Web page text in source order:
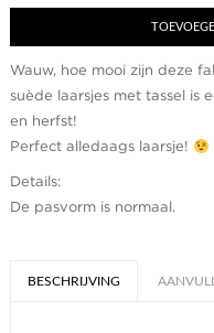
green
Wauw, hoe mooi zijn deze
suède laarsjes met tassel is
en herfst!
Perfect alledaags laarsje!
Details:
De pasvorm is normaal.
BESCHRIJVING